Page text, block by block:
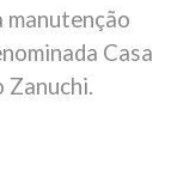
manutenção
Casa
Zanuchi.